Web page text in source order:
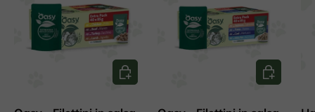
Aggiungi al carrello Aggiungi